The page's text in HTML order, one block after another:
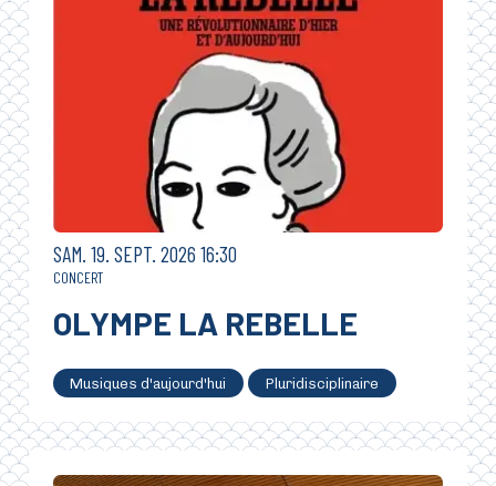
SAMEDI
SAM. 19. SEPTEMBRE
SEPT. 2026 16:30
CONCERT
OLYMPE LA REBELLE
Musiques d'aujourd'hui Pluridisciplinaire